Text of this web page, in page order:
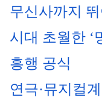
무신사까지
시대 초월한 ‘
흥행 공식
연극·뮤지컬